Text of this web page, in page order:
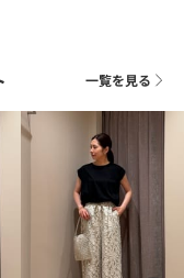
どの閲覧環境によ
います。あらかじめ
参照ください。
ます。
relaxing各店舗ま
一覧を見る